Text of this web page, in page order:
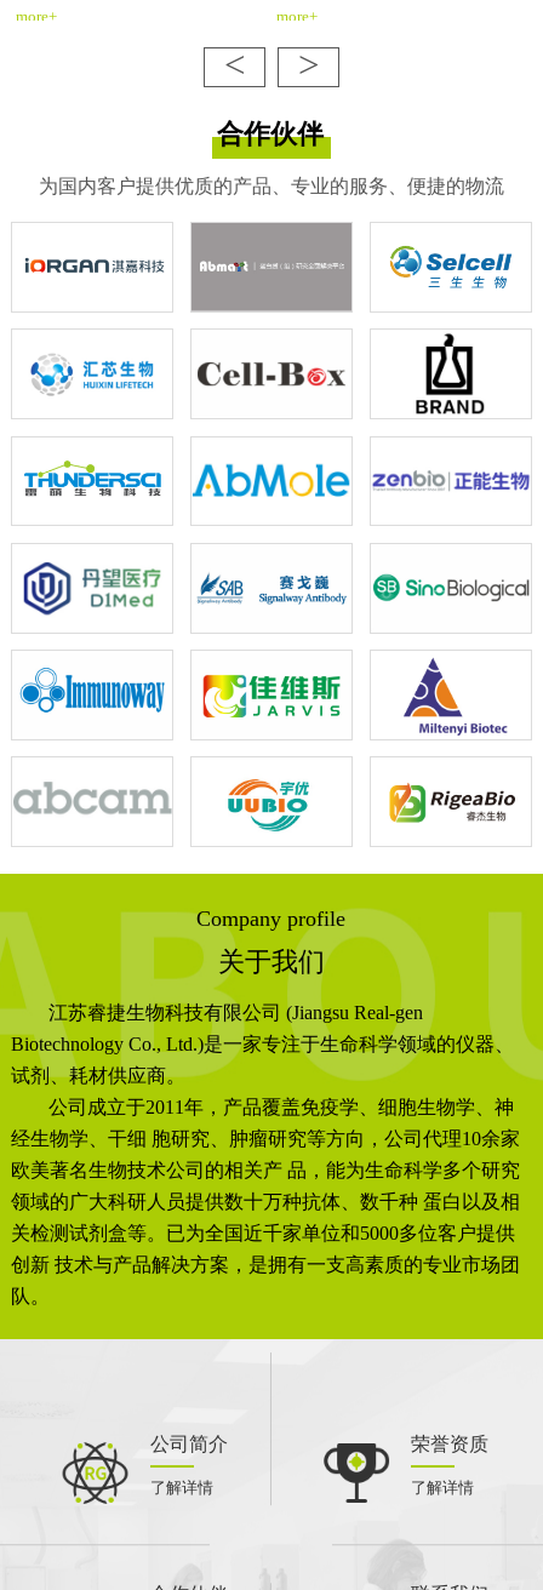
more+ more+
< >
合作伙伴
为国内客户提供优质的产品、专业的服务、便捷的物流
Company profile
关于我们
江苏睿捷生物科技有限公司 (Jiangsu Real-gen
Biotechnology Co., Ltd.)是一家专注于生命科学领域的仪器、
试剂、耗材供应商。
公司成立于2011年，产品覆盖免疫学、细胞生物学、神
经生物学、干细 胞研究、肿瘤研究等方向，公司代理10余家
欧美著名生物技术公司的相关产 品，能为生命科学多个研究
领域的广大科研人员提供数十万种抗体、数千种 蛋白以及相
关检测试剂盒等。已为全国近千家单位和5000多位客户提供
创新 技术与产品解决方案，是拥有一支高素质的专业市场团
队。
公司简介
了解详情
荣誉资质
了解详情